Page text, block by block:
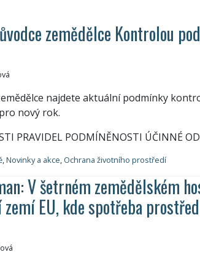
zemědělce Kontrolou
najdete aktuální podmínky
nový rok.
PRAVIDEL PODMÍNĚNOSTI ÚČINNÉ
Novinky a akce Ochrana životního prostředí
V šetrném zemědělském
EU, kde spotřeba